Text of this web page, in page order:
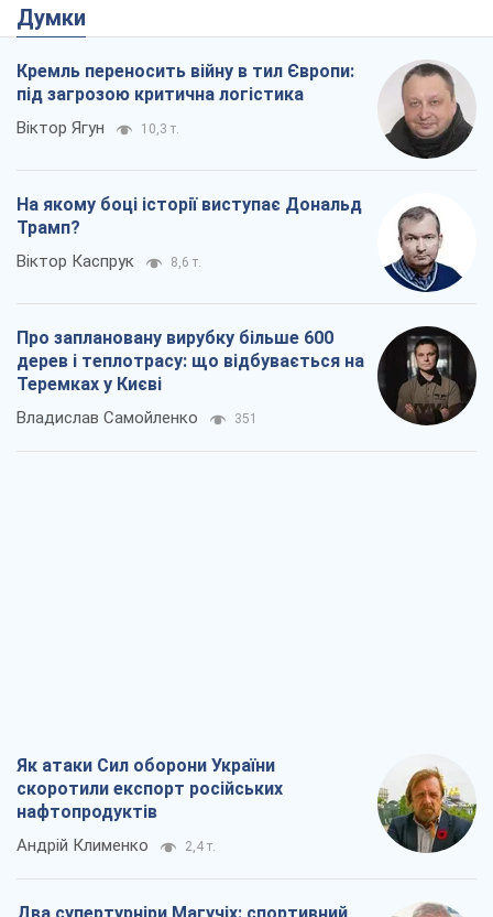
Думки
Кремль переносить війну в тил Європи:
під загрозою критична логістика
Віктор Ягун 10,3 т.
На якому боці історії виступає Дональд
Трамп?
Віктор Каспрук 8,6 т.
Про заплановану вирубку більше 600
дерев і теплотрасу: що відбувається на
Теремках у Києві
Владислав Самойленко 351
Як атаки Сил оборони України
скоротили експорт російських
нафтопродуктів
Андрій Клименко 2,4 т.